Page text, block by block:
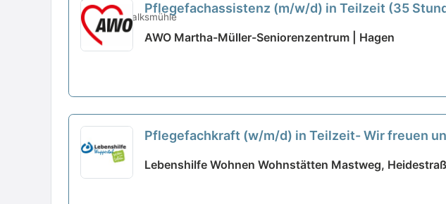
Pflegefachassistenz (m/w/d) in Teilzeit (35
AWO Martha-Müller-Seniorenzentrum | Hagen
Pflegefachkraft (w/m/d) in Teilzeit- Wir freuen
Lebenshilfe Wohnen Wohnstätten Mastweg,